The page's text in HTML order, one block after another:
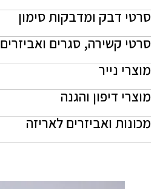
סרטי דבק ומדבקות סימון
סרטי קשירה, סגרים ואביזרים
מוצרי נייר
מוצרי דיפון והגנה
מכונות ואביזרים לאריזה